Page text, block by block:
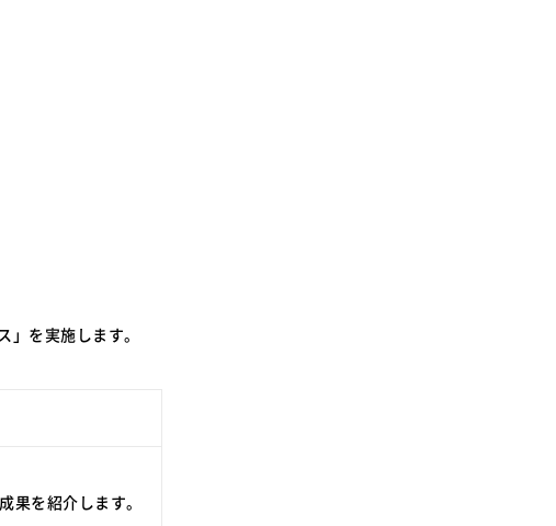
を実施します。
を紹介します。